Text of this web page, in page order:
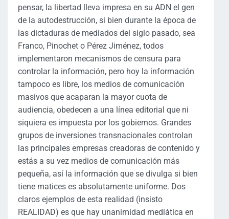
pensar, la libertad lleva impresa en su ADN el gen
de la autodestrucción, si bien durante la época de
las dictaduras de mediados del siglo pasado, sea
Franco, Pinochet o Pérez Jiménez, todos
implementaron mecanismos de censura para
controlar la información, pero hoy la información
tampoco es libre, los medios de comunicación
masivos que acaparan la mayor cuota de
audiencia, obedecen a una línea editorial que ni
siquiera es impuesta por los gobiernos. Grandes
grupos de inversiones transnacionales controlan
las principales empresas creadoras de contenido y
estás a su vez medios de comunicación más
pequeña, así la información que se divulga si bien
tiene matices es absolutamente uniforme. Dos
claros ejemplos de esta realidad (insisto
REALIDAD) es que hay unanimidad mediática en